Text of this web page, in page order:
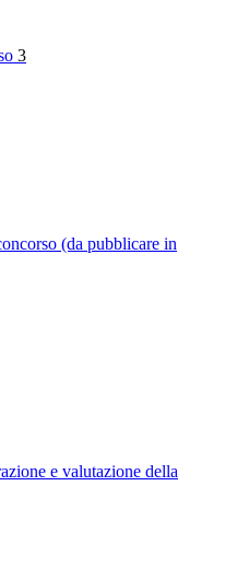
3
(da pubblicare in
e valutazione della